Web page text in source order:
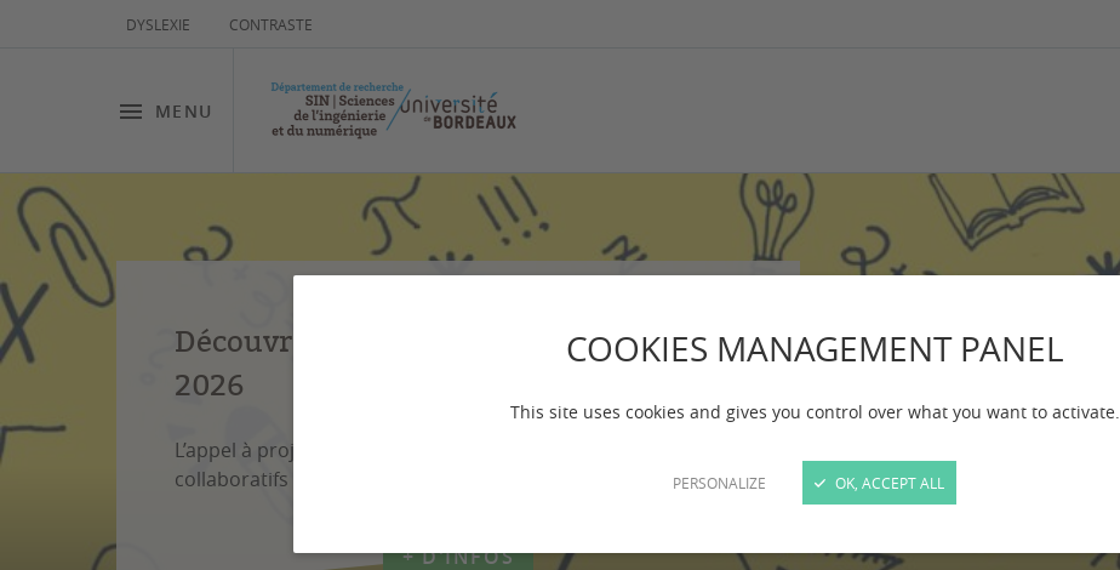
COOKIES MANAGEMENT PANEL
This site uses cookies and gives you control over what you want to activate.
PERSONALIZE OK, ACCEPT ALL
DYSLEXIE CONTRASTE
MENU
Découvrez les lauréats de l'AAP SIN
2026
L’appel à projets SIN 2026 soutient 5 projets de recherche
collaboratifs et 4 projets d’animation scientifique.
+ D'INFOS